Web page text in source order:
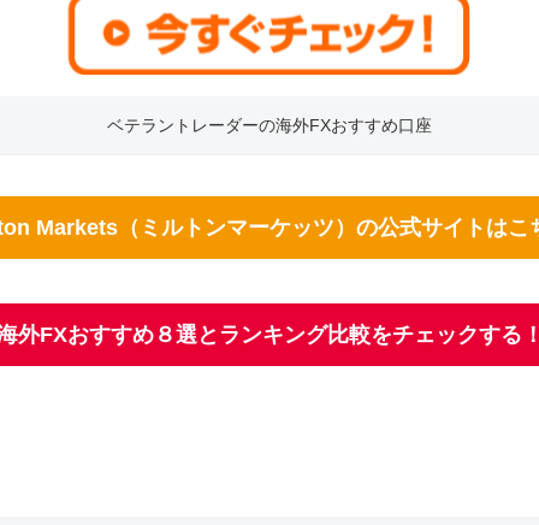
ベテラントレーダーの海外FXおすすめ口座
Markets（ミルトンマーケッツ）の公式サイトはこ
外FXおすすめ８選とランキング比較をチェックする